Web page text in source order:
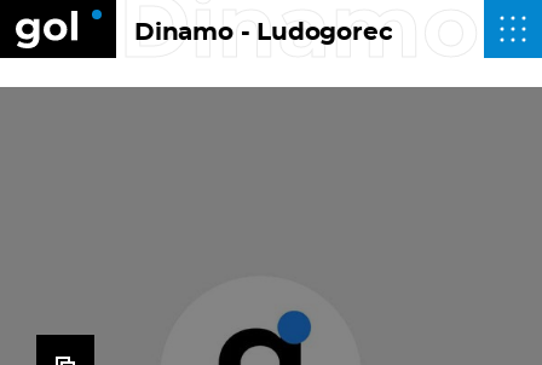
Dinamo - Ludogorec
Dinamo